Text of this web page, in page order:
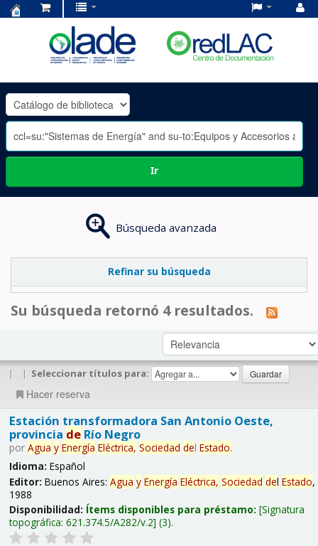
OLADE
-
Ir
Búsqueda avanzada
Refinar su búsqueda
Su búsqueda retornó 4 resultados.
| | Seleccionar títulos para:
Hacer reserva
Estación transformadora San Antonio Oeste,
provincia deRío Negro
por Agua y Energía Eléctrica, Sociedad del Estado.
Idioma: Español
Editor: Buenos Aires: Agua y Energía Eléctrica, Sociedad del Estado,
1988
Disponibilidad: Ítems disponibles para préstamo: Signatura
topográfica: 621.374.5/A282/v.2 (3).